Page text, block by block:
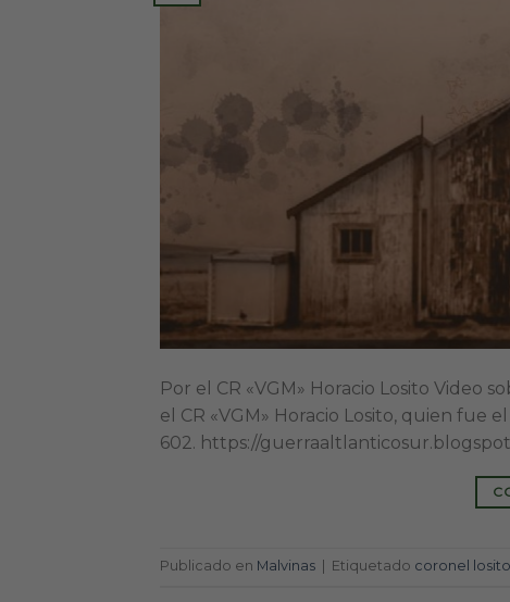
Por el CR «VGM» Horacio Losito Video
el CR «VGM» Horacio Losito, quien fue
602. https://
Publicado en Malvinas Etiquetado coronel losito